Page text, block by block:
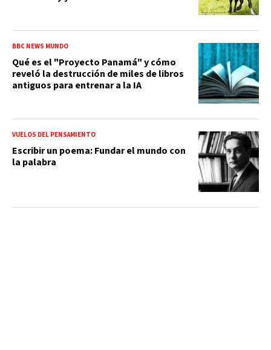
BBC NEWS MUNDO
Qué es el "Proyecto Panamá" y cómo
reveló la destrucción de miles de libros
antiguos para entrenar a la IA
VUELOS DEL PENSAMIENTO
Escribir un poema: Fundar el mundo con
la palabra